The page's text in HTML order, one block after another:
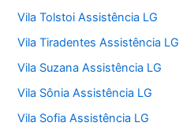
Vila Tolstoi Assistência LG
Vila Tiradentes Assistência LG
Vila Suzana Assistência LG
Vila Sônia Assistência LG
Vila Sofia Assistência LG